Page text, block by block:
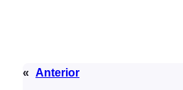
« Anterior